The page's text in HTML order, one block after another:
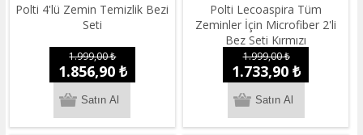
Polti 4'lü Zemin Temizlik Bezi
Seti
1.999,00 ₺
1.856,90 ₺
Polti Lecoaspira Tüm
Zeminler İçin Microfiber 2'li
Bez Seti Kırmızı
1.999,00 ₺
1.733,90 ₺